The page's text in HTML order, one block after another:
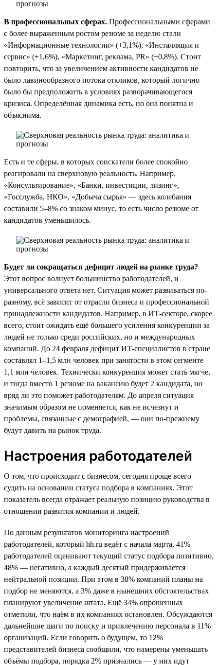
В профессиональных сферах. Профессиональными сферами
с более выраженным ростом резюме за неделю стали
«Информационные технологии» (+3,1%), «Инсталляция и
сервис» (+1,6%), «Маркетинг, реклама, PR» (+0,8%). Стоит
повторить, что за увеличением активности кандидатов не
было лавинообразного потока откликов, который логично
было бы предположить в условиях разворачивающегося
кризиса. Определённая динамика есть, но она понятна и
объяснима.
Есть и те сферы, в которых соискатели более спокойно
реагировали на сверхновую реальность. Например,
«Консультирование», «Банки, инвестиции, лизинг»,
«Госслужба, НКО», «Добыча сырья» — здесь колебания
составили 5–8% со знаком минус, то есть число резюме от
кандидатов уменьшилось.
Будет ли сокращаться дефицит людей на рынке труда?
Этот вопрос волнует большинство работодателей, и
универсального ответа нет. Ситуация может развиваться по-
разному, всё зависит от отрасли бизнеса и профессиональной
принадлежности кандидатов. Например, в ИТ-секторе, скорее
всего, стоит ожидать ещё большего усиления конкуренции за
людей не только среди российских, но и международных
компаний. До 24 февраля дефицит ИТ-специалистов в стране
составлял 1–1,5 млн человек при занятости в этом сегменте
1,1 млн человек. Технически конкуренция может стать мягче,
и тогда вместо 1 резюме на вакансию будет 2 кандидата, но
вряд ли это поможет работодателям. До апреля ситуация
значимым образом не поменяется, как не исчезнут и
проблемы, связанные с демографией, — они по-прежнему
будут давить на рынок труда.
Настроения работодателей
О том, что происходит с бизнесом, сегодня проще всего
судить на основании статуса подбора в компаниях. Этот
показатель всегда отражает реальную позицию руководства в
отношении развития компании и людей.
По данным результатов мониторинга настроений
работодателей, который hh.ru ведёт с начала марта, 41%
работодателей оценивают текущий статус подбора позитивно,
48% — негативно, а каждый десятый придерживается
нейтральной позиции. При этом в 38% компаний планы на
подбор не меняются, а 3% даже в нынешних обстоятельствах
планируют увеличение штата. Ещё 34% опрошенных
отметили, что наём в их компаниях остановлен. Обсуждаются
дальнейшие шаги по поиску и привлечению персонала в 11%
организаций. Если говорить о будущем, то 12%
представителей бизнеса сообщили, что намерены уменьшать
объёмы подбора, порядка 2% признались — у них идут